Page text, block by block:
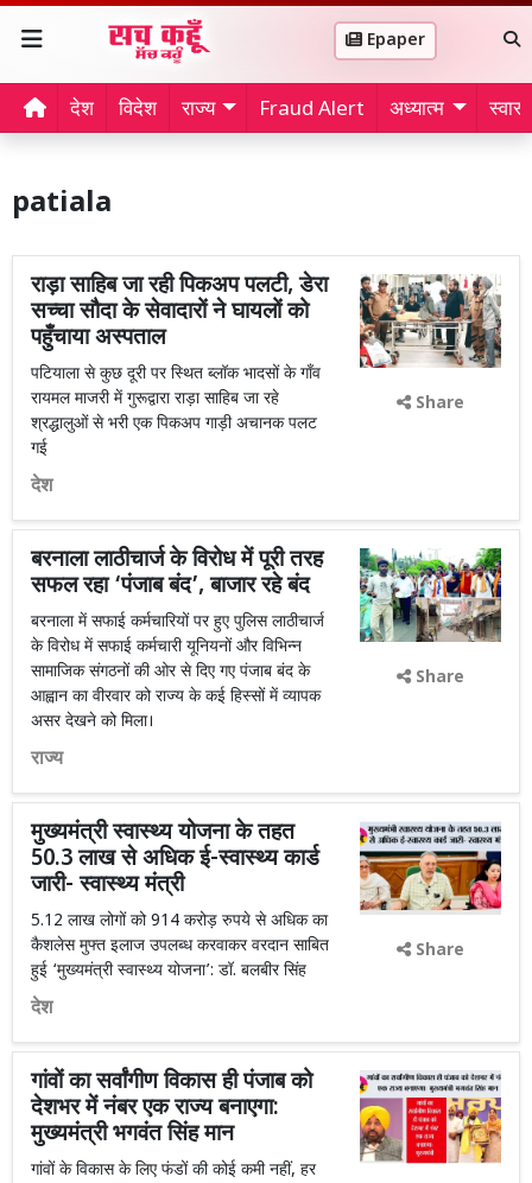
Epaper
देश विदेश राज्य Fraud Alert अध्यात्म
patiala
राड़ा साहिब जा रही पिकअप पलटी, डेरा
सच्चा सौदा के सेवादारों ने घायलों को
पहुँचाया अस्पताल
पटियाला से कुछ दूरी पर स्थित ब्लॉक भादसों के गाँव
रायमल माजरी में गुरूद्वारा राड़ा साहिब जा रहे
श्रद्धालुओं से भरी एक पिकअप गाड़ी अचानक पलट
गई
देश
Share
बरनाला लाठीचार्ज के विरोध में पूरी तरह
सफल रहा ‘पंजाब बंद’, बाजार रहे बंद
बरनाला में सफाई कर्मचारियों पर हुए पुलिस लाठीचार्ज
के विरोध में सफाई कर्मचारी यूनियनों और विभिन्न
सामाजिक संगठनों की ओर से दिए गए पंजाब बंद के
आह्वान का वीरवार को राज्य के कई हिस्सों में व्यापक
असर देखने को मिला।
राज्य
Share
मुख्यमंत्री स्वास्थ्य योजना के तहत
50.3 लाख से अधिक ई-स्वास्थ्य कार्ड
जारी- स्वास्थ्य मंत्री
5.12 लाख लोगों को 914 करोड़ रुपये से अधिक का
कैशलेस मुफ्त इलाज उपलब्ध करवाकर वरदान साबित
हुई ‘मुख्यमंत्री स्वास्थ्य योजना’: डॉ. बलबीर सिंह
देश
Share
गांवों का सर्वांगीण विकास ही पंजाब को
देशभर में नंबर एक राज्य बनाएगा:
मुख्यमंत्री भगवंत सिंह मान
गांवों के विकास के लिए फंडों की कोई कमी नहीं, हर